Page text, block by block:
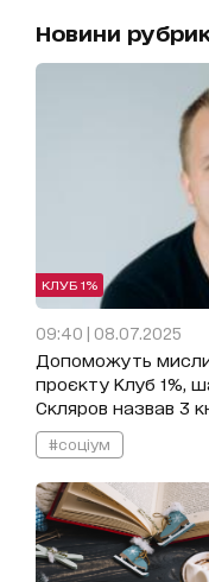
Новини
КЛУБ 1%
09:40 | 08.07.2025
Допоможуть
проєкту Клуб 1%,
Скляров назвав 3
#соціум